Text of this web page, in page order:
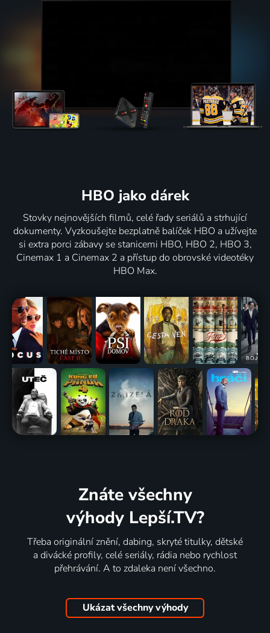
HBO jako dárek
Stovky nejnovějších filmů, celé řady seriálů a strhující
dokumenty. Vyzkoušejte bezplatně balíček HBO a užívejte
si extra porci zábavy se stanicemi HBO, HBO 2, HBO 3,
Cinemax 1 a Cinemax 2 a přístup do obrovské videotéky
HBO Max.
Znáte všechny
výhody Lepší.TV?
Třeba originální znění, dabing, skryté titulky, dětské
a divácké profily, celé seriály, rádia nebo rychlost
přehrávání. A to zdaleka není všechno.
Ukázat všechny výhody